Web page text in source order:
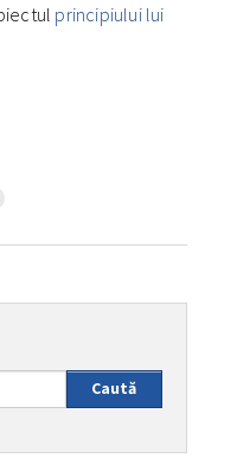
principiului lui
Caută